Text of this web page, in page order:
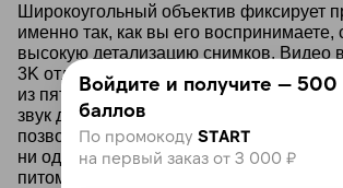
Широкоугольный объектив фиксирует
именно так, как вы его воспринимаете,
высокую детализацию снимков. Видео
3K отличается чёткостью и
из пяти микрофонов обеспечивает
звук даже в шумных условиях.
позволяет мгновенно начать съёмку,
ни одного важного момента — будь то
питомцем или концерт.
Войдите и получите — 500
баллов
По промокоду START
на первый заказ от 3 000 ₽